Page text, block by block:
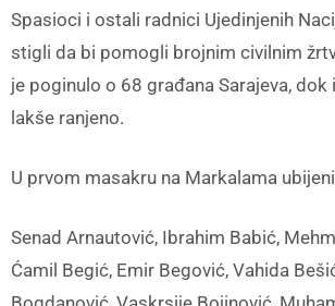
Spasioci i ostali radnici Ujedinjenih
stigli da bi pomogli brojnim civilnim
je poginulo o 68 građana Sarajeva, dok
lakše ranjeno.
U prvom masakru na Markalama
Senad Arnautović, Ibrahim Babić,
Ćamil Begić, Emir Begović, Vahida